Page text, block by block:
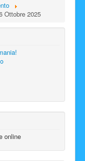
Ottobre 2025
online